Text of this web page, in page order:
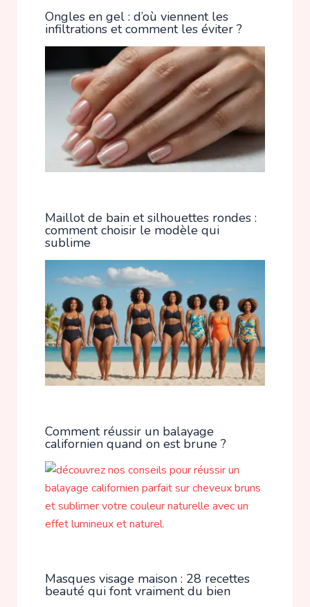
Ongles en gel : d’où viennent les
infiltrations et comment les éviter ?
Maillot de bain et silhouettes rondes :
comment choisir le modèle qui
sublime
Comment réussir un balayage
californien quand on est brune ?
Masques visage maison : 28 recettes
beauté qui font vraiment du bien